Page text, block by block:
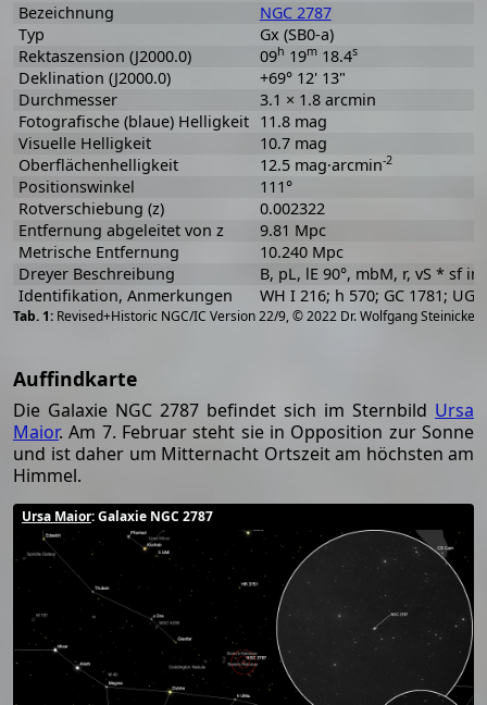
Revised+Historic NGC/IC Version 22/9, © 2022 Dr. Wolfgang Steinicke
Bezeichnung
NGC 2787
Typ
Gx (SB0-a)
Rektaszension (J2000.0)
09h 19m18.4s
Deklination (J2000.0)
+69° 12' 13"
Durchmesser
3.1 × 1.8 arcmin
Fotografische (blaue) Helligkeit 11.8 mag
Visuelle Helligkeit
10.7 mag
Oberflächenhelligkeit
12.5 mag·arcmin-2
Positionswinkel
111°
Rotverschiebung (z)
0.002322
Entfernung abgeleitet von z
9.81 Mpc
Metrische Entfernung
10.240 Mpc
Dreyer Beschreibung
B, pL, lE 90°, mbM, r, vS * sf inv
Identifikation, Anmerkungen
WH I 216; h 570; GC 1781;
Auffindkarte
Die Galaxie NGC 2787 befindet sich im Sternbild Ursa
Maior. Am 7. Februar steht sie in Opposition zur Sonne
und ist daher um Mitternacht Ortszeit am höchsten am
Himmel.
Ursa Maior: Galaxie NGC 2787